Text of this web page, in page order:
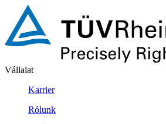
Vállalat
Karrier
Rólunk